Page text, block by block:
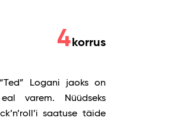
4korrus
Logani jaoks on
varem. Nüüdseks
saatuse täide